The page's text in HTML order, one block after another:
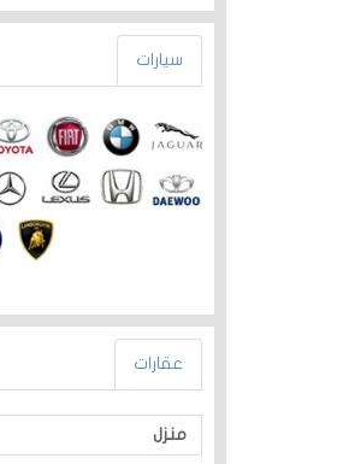
سيارات
عقارات
منزل